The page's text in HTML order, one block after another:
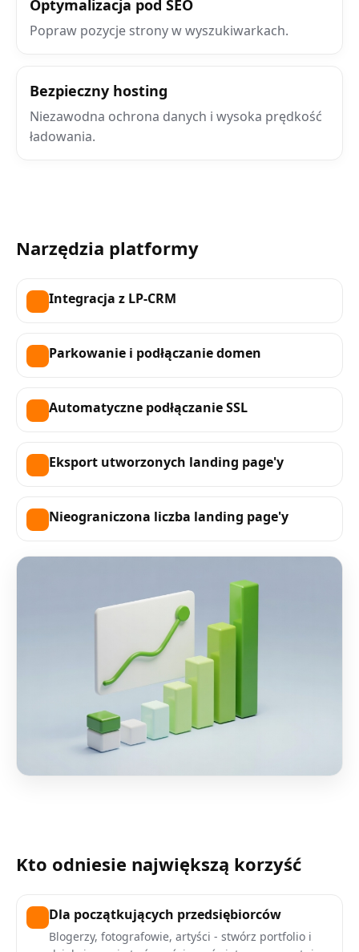
Optymalizacja pod SEO
Popraw pozycje strony w wyszukiwarkach.
Bezpieczny hosting
Niezawodna ochrona danych i wysoka prędkość
ładowania.
Narzędzia platformy
Integracja z LP-CRM
Parkowanie i podłączanie domen
Automatyczne podłączanie SSL
Eksport utworzonych landing page'y
Nieograniczona liczba landing page'y
Kto odniesie największą korzyść
Dla początkujących przedsiębiorców
Blogerzy, fotografowie, artyści - stwórz portfolio i